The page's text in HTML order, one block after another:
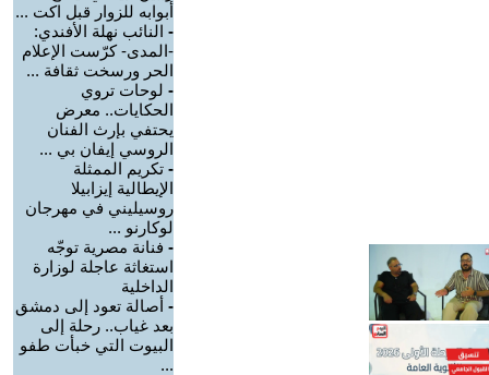
أبوابه للزوار قبل اكت ...
- النائب نهلة الأفندي:
-المدى- كرّست الإعلام
الحر ورسخت ثقافة ...
- لوحات تروي
الحكايات.. معرض
يحتفي بإرث الفنان
الروسي إيفان بي ...
- تكريم الممثلة
الإيطالية إيزابيلا
روسيليني في مهرجان
لوكارنو ...
- فنانة مصرية توجّه
استغاثة عاجلة لوزارة
الداخلية
- أصالة تعود إلى دمشق
بعد غياب.. رحلة إلى
البيوت التي خبأت طفو
...